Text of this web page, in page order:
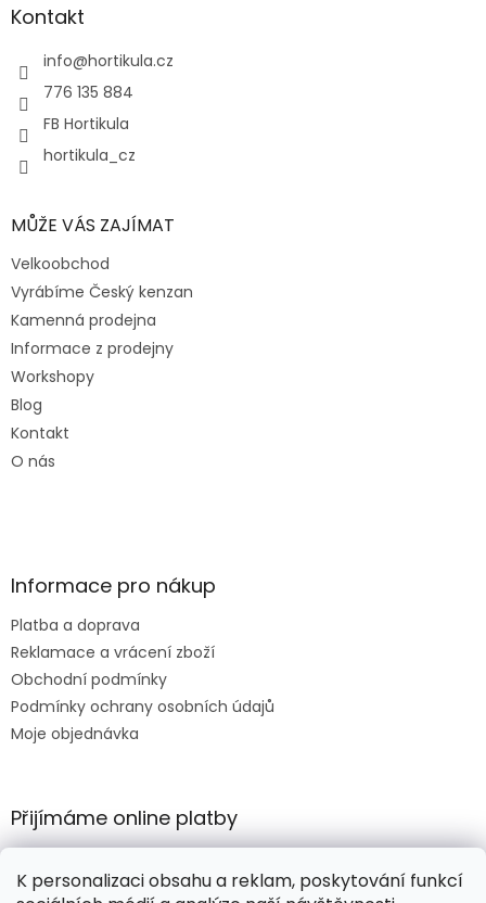
K personalizaci obsahu a reklam, poskytování funkcí
aKontakt
info@hortikula.cz
776 135 884
FB Hortikula
hortikula_cz
MŮŽE VÁS ZAJÍMAT
Velkoobchod
Vyrábíme Český kenzan
Kamenná prodejna
Informace z prodejny
Workshopy
Blog
Kontakt
O nás
Informace pro nákup
Platba a doprava
Reklamace a vrácení zboží
Obchodní podmínky
Podmínky ochrany osobních údajů
Moje objednávka
Přijímáme online platby